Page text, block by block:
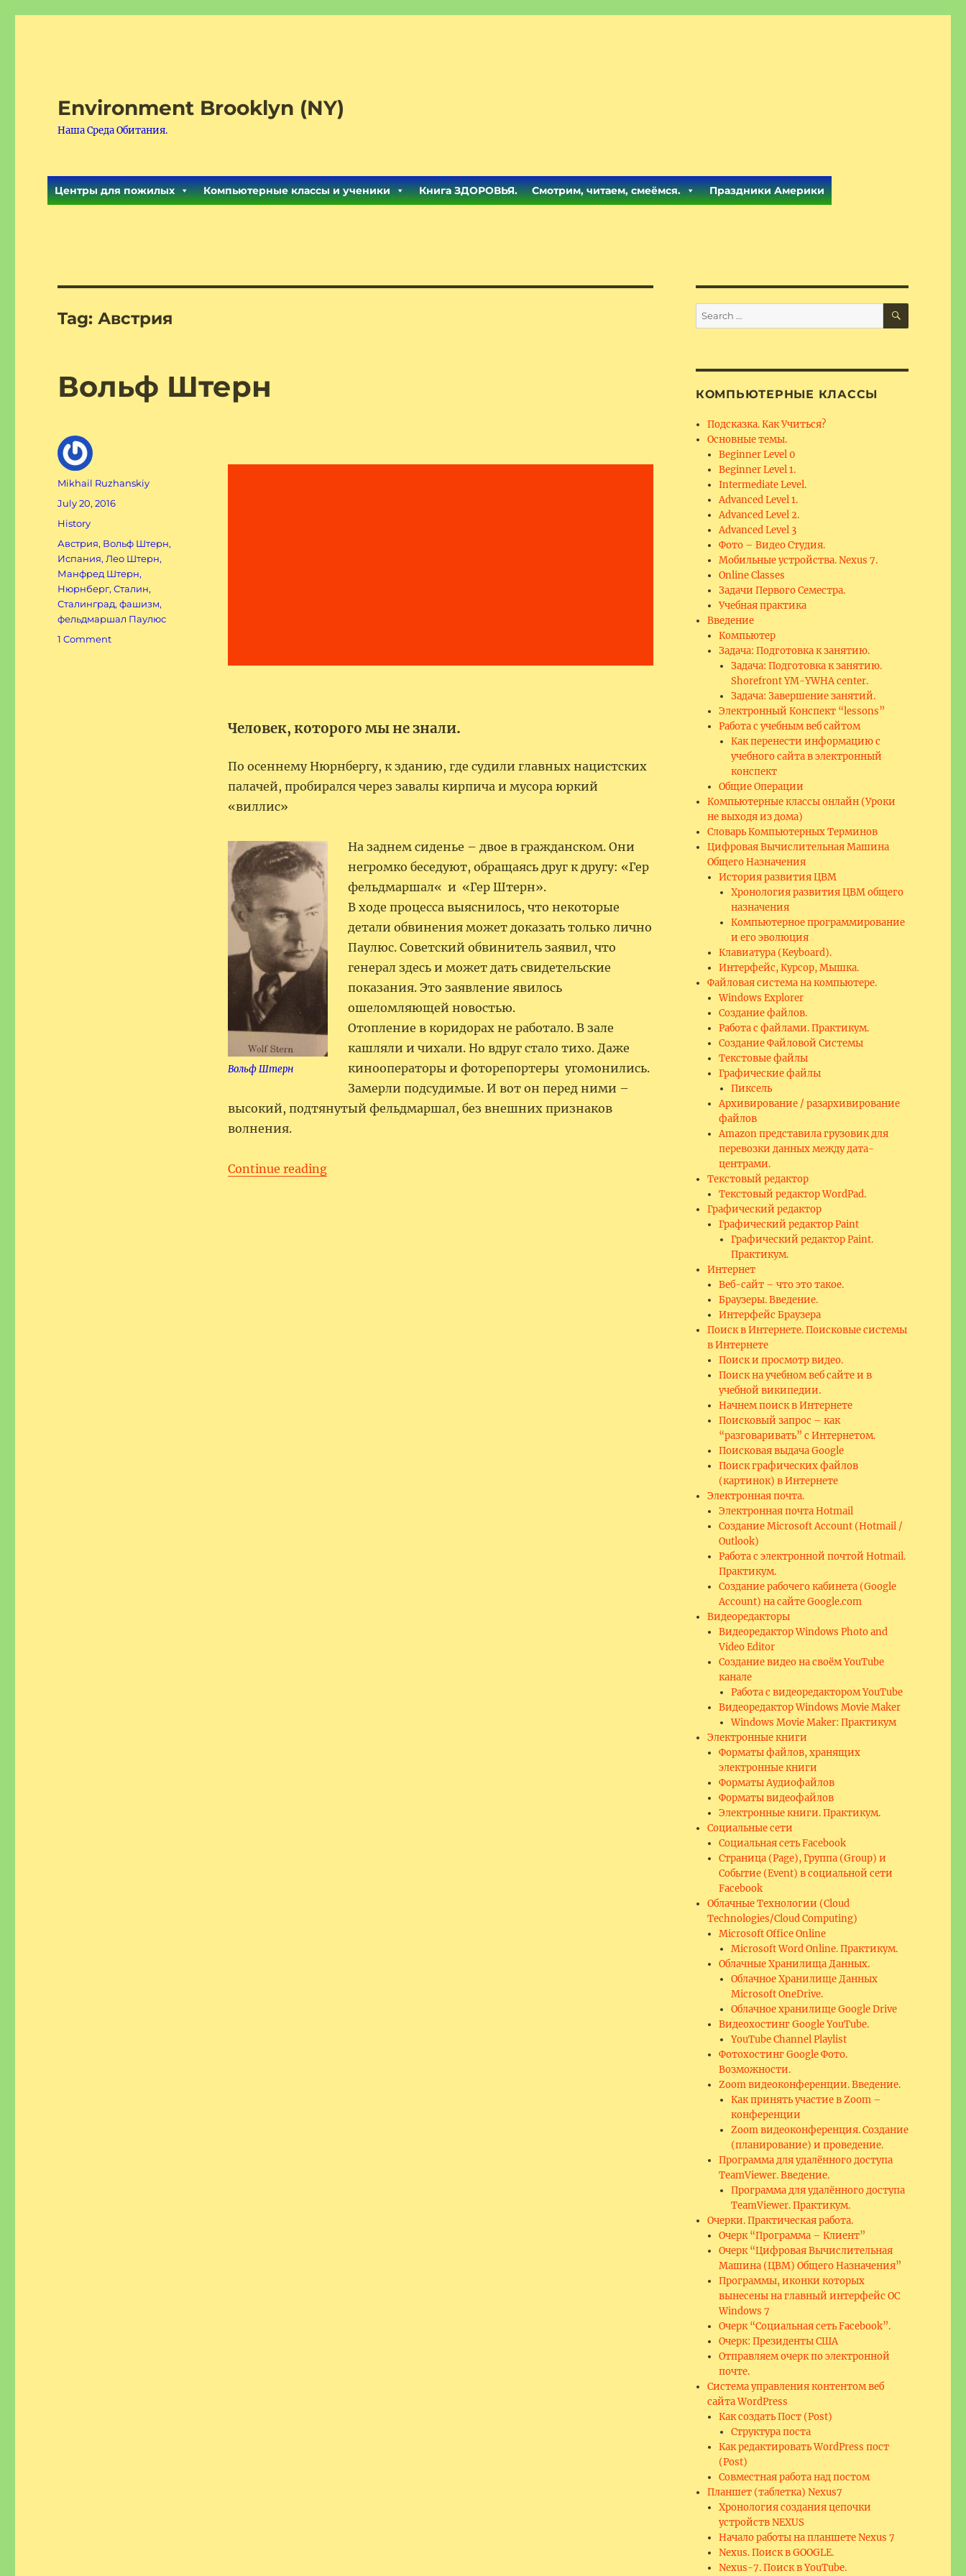
Environment Brooklyn (NY)
Наша Среда Обитания.
Центры для пожилых Компьютерные классы и ученики Книга ЗДОРОВЬЯ. Смотрим, читаем, смеёмся. Праздники Америки
Tag:Австрия
Вольф Штерн
Человек, которого мы не знали.
По осеннему Нюрнбергу, к зданию, где судили главных нацистских
палачей, пробирался через завалы кирпича и мусора юркий
«виллис»
Вольф Штерн
На заднем сиденье – двое в гражданском. Они
негромко беседуют, обращаясь друг к другу: «Гер
фельдмаршал« и «Гер Штерн».
В ходе процесса выяснилось, что некоторые
детали обвинения может доказать только лично
Паулюс. Советский обвинитель заявил, что
генерал здесь и может дать свидетельские
показания. Это заявление явилось
ошеломляющей новостью.
Отопление в коридорах не работало. В зале
кашляли и чихали. Но вдруг стало тихо. Даже
кинооператоры и фоторепортеры угомонились.
Замерли подсудимые. И вот он перед ними –
высокий, подтянутый фельдмаршал, без внешних признаков
волнения.
Continue reading“Вольф Штерн”
Author
Mikhail Ruzhanskiy
Posted
on
July 20, 2016
Categories
History
Tags
Австрия, Вольф Штерн,
Испания, Лео Штерн,
Манфред Штерн,
Нюрнберг,Сталин,
Сталинград,фашизм,
фельдмаршал Паулюс
1 Commenton
Search
for:
SEARCH
КОМПЬЮТЕРНЫЕ КЛАССЫ
Подсказка. Как Учиться?
Основные темы.
Beginner Level 0
Beginner Level 1.
Intermediate Level.
Advanced Level 1.
Advanced Level 2.
Advanced Level 3
Фото – Видео Студия.
Мобильные устройства. Nexus 7.
Online Classes
Задачи Первого Семестра.
Учебная практика
Введение
Компьютер
Задача: Подготовка к занятию.
Задача: Подготовка к занятию.
Shorefront YM-YWHA center.
Задача: Завершение занятий.
Электронный Конспект “lessons”
Работа с учебным веб сайтом
Как перенести информацию с
учебного сайта в электронный
конспект
Общие Операции
Компьютерные классы онлайн (Уроки
не выходя из дома)
Словарь Компьютерных Терминов
Цифровая Вычислительная Машина
Общего Назначения
История развития ЦВМ
Хронология развития ЦВМ общего
назначения
Компьютерное программирование
и его эволюция
Клавиатура (Keyboard).
Интерфейс, Курсор, Мышка.
Файловая система на компьютере.
Windows Explorer
Создание файлов.
Работа с файлами. Практикум.
Создание Файловой Системы
Текстовые файлы
Графические файлы
Пиксель
Архивирование / разархивирование
файлов
Amazon представила грузовик для
перевозки данных между дата-
центрами.
Текстовый редактор
Текстовый редактор WordPad.
Графический редактор
Графический редактор Paint
Графический редактор Paint.
Практикум.
Интернет
Веб-сайт – что это такое.
Браузеры. Введение.
Интерфейс Браузера
Поиск в Интернете. Поисковые системы
в Интернете
Поиск и просмотр видео.
Поиск на учебном веб сайте и в
учебной википедии.
Начнем поиск в Интернете
Поисковый запрос – как
“разговаривать” с Интернетом.
Поисковая выдача Google
Поиск графических файлов
(картинок) в Интернете
Электронная почта.
Электронная почта Hotmail
Создание Microsoft Account (Hotmail /
Outlook)
Работа с электронной почтой Hotmail.
Практикум.
Создание рабочего кабинета (Google
Account) на сайте Google.com
Видеоредакторы
Видеоредактор Windows Photo and
Video Editor
Создание видео на своём YouTube
канале
Работа с видеоредактором YouTube
Видеоредактор Windows Movie Maker
Windows Movie Maker: Практикум
Электронные книги
Форматы файлов, хранящих
электронные книги
Форматы Аудиофайлов
Форматы видеофайлов
Электронные книги. Практикум.
Социальные сети
Социальная сеть Facebook
Страница (Page), Группа (Group) и
Событие (Event) в социальной сети
Facebook
Облачные Технологии (Cloud
Technologies/Cloud Computing)
Microsoft Office Online
Microsoft Word Online. Практикум.
Облачные Хранилища Данных.
Облачное Хранилище Данных
Microsoft OneDrive.
Облачное хранилище Google Drive
Видеохостинг Google YouTube.
YouTube Channel Playlist
Фотохостинг Google Фото.
Возможности.
Zoom видеоконференции. Введение.
Как принять участие в Zoom –
конференции
Zoom видеоконференция. Создание
(планирование) и проведение.
Программа для удалённого доступа
TeamViewer. Введение.
Программа для удалённого доступа
TeamViewer. Практикум.
Очерки. Практическая работа.
Очерк “Программа – Клиент”
Очерк “Цифровая Вычислительная
Машина (ЦВМ) Общего Назначения”
Программы, иконки которых
вынесены на главный интерфейс ОС
Windows 7
Очерк “Социальная сеть Facebook”.
Очерк: Президенты США
Отправляем очерк по электронной
почте.
Система управления контентом веб
сайта WordPress
Как создать Пост (Post)
Структура поста
Как редактировать WordPress пост
(Post)
Совместная работа над постом
Планшет (таблетка) Nexus7
Хронология создания цепочки
устройств NEXUS
Начало работы на планшете Nexus 7
Nexus. Поиск в GOOGLE.
Nexus-7. Поиск в YouTube.